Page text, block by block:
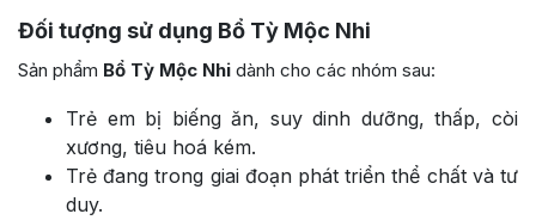
Đối tượng sử dụng Bổ Tỳ Mộc Nhi
Sản phẩm Bổ Tỳ Mộc Nhi dành cho các nhóm sau:
Trẻ em bị biếng ăn, suy dinh dưỡng, thấp, còi
xương, tiêu hoá kém.
Trẻ đang trong giai đoạn phát triển thể chất và tư
duy.